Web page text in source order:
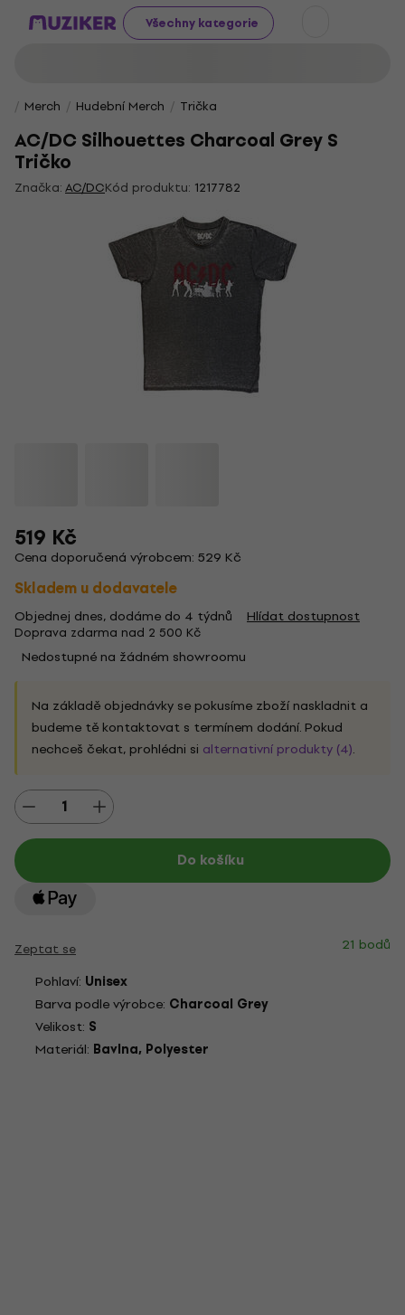
Všechny kategorie
Merch Hudební Merch Trička
AC/DC Silhouettes Charcoal Grey S
Tričko
Značka:AC/DCKód produktu: 1217782
519 Kč
Cena doporučená výrobcem: 529 Kč
Skladem u dodavatele
Objednej dnes, dodáme do 4 týdnů Hlídat dostupnost
Doprava zdarma nad 2 500 Kč
Nedostupné na žádném showroomu
Na základě objednávky se pokusíme zboží naskladnit a
budeme tě kontaktovat s termínem dodání. Pokud
nechceš čekat, prohlédni si alternativní produkty (4).
Do košíku
Zeptat se
21 bodů
Pohlaví: Unisex
Barva podle výrobce: Charcoal Grey
Velikost: S
Materiál: Bavlna, Polyester